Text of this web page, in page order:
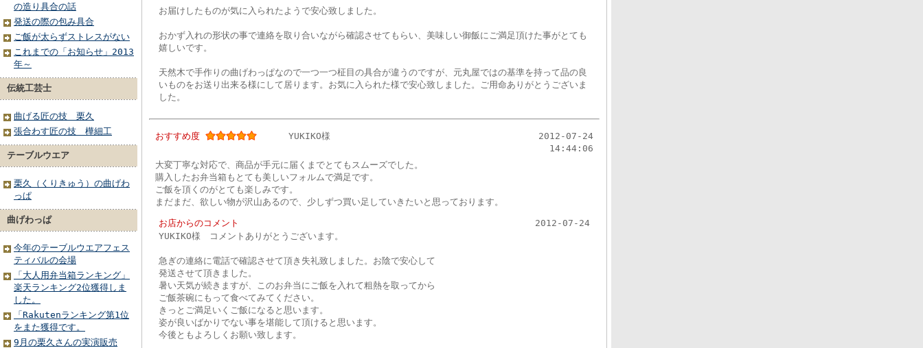
の造り具合の話
発送の際の包み具合
ご飯が太らずストレスがない
これまでの「お知らせ」2013
年～
伝統工芸士
曲げる匠の技 栗久
張合わす匠の技 樺細工
テーブルウエア
栗久（くりきゅう）の曲げわ
っぱ
曲げわっぱ
今年のテーブルウエアフェス
ティバルの会場
「大人用弁当箱ランキング」
楽天ランキング2位獲得しま
した。
「Rakutenランキング第1位
をまた獲得です。
9月の栗久さんの実演販売
お届けしたものが気に入られたようで安心致しました。
おかず入れの形状の事で連絡を取り合いながら確認させてもらい、美味しい御飯にご満足頂けた事がとても
嬉しいです。
天然木で手作りの曲げわっぱなので一つ一つ柾目の具合が違うのですが、元丸屋ではの基準を持って品の良
いものをお送り出来る様にして居ります。お気に入られた様で安心致しました。ご用命ありがとうございま
した。
おすすめ度 YUKIKO様
2012-07-24
14:44:06
大変丁寧な対応で、商品が手元に届くまでとてもスムーズでした。
購入したお弁当箱もとても美しいフォルムで満足です。
ご飯を頂くのがとても楽しみです。
まだまだ、欲しい物が沢山あるので、少しずつ買い足していきたいと思っております。
お店からのコメント
2012-07-24
YUKIKO様 コメントありがとうございます。
急ぎの連絡に電話で確認させて頂き失礼致しました。お陰で安心して
発送させて頂きました。
暑い天気が続きますが、このお弁当にご飯を入れて粗熱を取ってから
ご飯茶碗にもって食べてみてください。
きっとご満足いくご飯になると思います。
姿が良いばかりでない事を堪能して頂けると思います。
今後ともよろしくお願い致します。